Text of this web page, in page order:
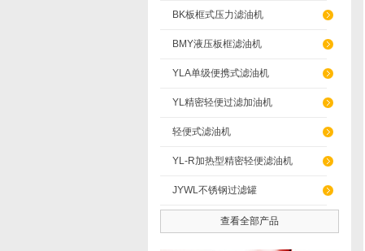
BK板框式压力滤油机
BMY液压板框滤油机
YLA单级便携式滤油机
YL精密轻便过滤加油机
轻便式滤油机
YL-R加热型精密轻便滤油机
JYWL不锈钢过滤罐
查看全部产品